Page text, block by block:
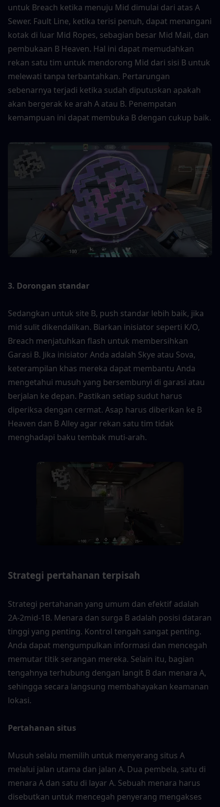
untuk Breach ketika menuju Mid dimulai dari atas A
Sewer. Fault Line, ketika terisi penuh, dapat menangani
kotak di luar Mid Ropes, sebagian besar Mid Mail, dan
pembukaan B Heaven. Hal ini dapat memudahkan
rekan satu tim untuk mendorong Mid dari sisi B untuk
melewati tanpa terbantahkan. Pertarungan
sebenarnya terjadi ketika sudah diputuskan apakah
akan bergerak ke arah A atau B. Penempatan
kemampuan ini dapat membuka B dengan cukup baik.
3. Dorongan standar
Sedangkan untuk site B, push standar lebih baik, jika
mid sulit dikendalikan. Biarkan inisiator seperti K/O,
Breach menjatuhkan flash untuk membersihkan
Garasi B. Jika inisiator Anda adalah Skye atau Sova,
keterampilan khas mereka dapat membantu Anda
mengetahui musuh yang bersembunyi di garasi atau
berjalan ke depan. Pastikan setiap sudut harus
diperiksa dengan cermat. Asap harus diberikan ke B
Heaven dan B Alley agar rekan satu tim tidak
menghadapi baku tembak muti-arah.
Strategi pertahanan terpisah
Strategi pertahanan yang umum dan efektif adalah
2A-2mid-1B. Menara dan surga B adalah posisi dataran
tinggi yang penting. Kontrol tengah sangat penting.
Anda dapat mengumpulkan informasi dan mencegah
memutar titik serangan mereka. Selain itu, bagian
tengahnya terhubung dengan langit B dan menara A,
sehingga secara langsung membahayakan keamanan
lokasi.
Pertahanan situs
Musuh selalu memilih untuk menyerang situs A
melalui jalan utama dan jalan A. Dua pembela, satu di
menara A dan satu di layar A. Sebuah menara harus
disebutkan untuk mencegah penyerang mengakses